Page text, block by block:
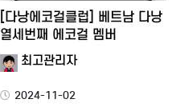
[다낭에코걸클럽] 베트남 다낭
열세번째 에코걸 멤버
최고관리자
2024-11-02